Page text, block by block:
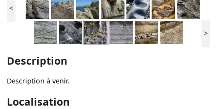
<
>
Description
Description à venir.
Localisation